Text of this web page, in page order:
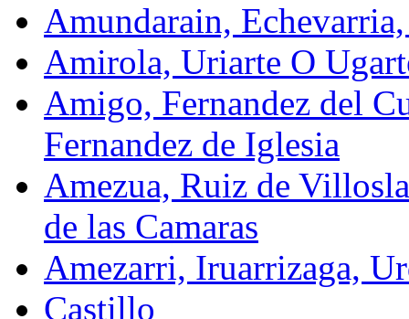
Amundarain,
Amirola, Uriarte O
Amigo, Fernandez del
Fernandez de Iglesia
Amezua, Ruiz de
de las Camaras
Amezarri, Iruarrizaga,
Castillo